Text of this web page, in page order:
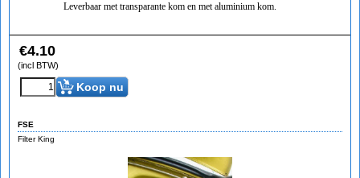
Leverbaar met transparante kom en met aluminium kom.
€4.10
(incl BTW)
Koop nu
FSE
Filter King